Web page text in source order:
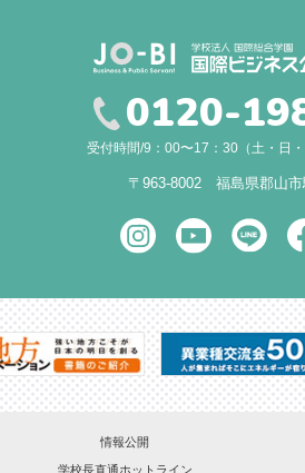
0120-
受付時間/9：00〜17：30（土・日・
〒963-8002 福島県郡山市
情報公開
学校長直通ホットライン